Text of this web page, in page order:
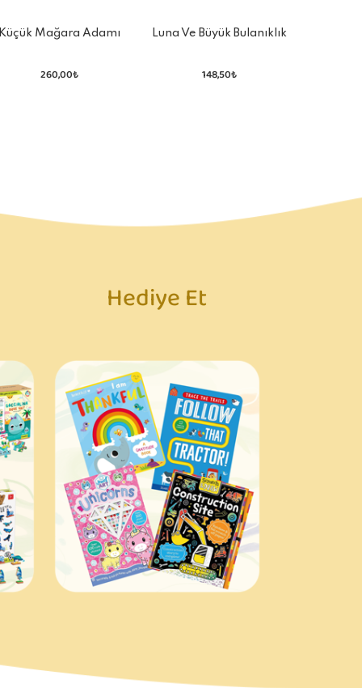
Küçük Mağara Adamı
260,00₺
Luna Ve Büyük Bulanıklık
148,50₺
Hediye Et